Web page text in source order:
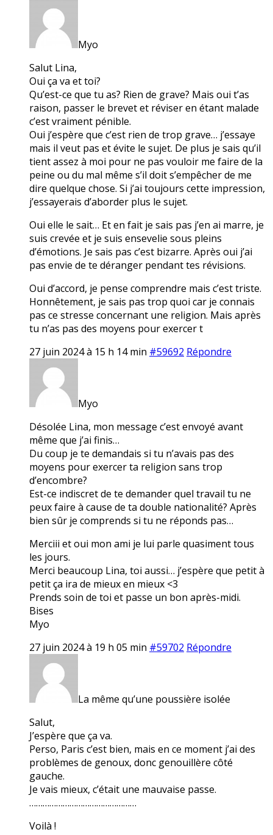
Myo
Salut Lina,
Oui ça va et toi?
Qu’est-ce que tu as? Rien de grave? Mais oui t’as
raison, passer le brevet et réviser en étant malade
c’est vraiment pénible.
Oui j’espère que c’est rien de trop grave… j’essaye
mais il veut pas et évite le sujet. De plus je sais qu’il
tient assez à moi pour ne pas vouloir me faire de la
peine ou du mal même s’il doit s’empêcher de me
dire quelque chose. Si j’ai toujours cette impression,
j’essayerais d’aborder plus le sujet.
Oui elle le sait… Et en fait je sais pas j’en ai marre, je
suis crevée et je suis ensevelie sous pleins
d’émotions. Je sais pas c’est bizarre. Après oui j’ai
pas envie de te déranger pendant tes révisions.
Oui d’accord, je pense comprendre mais c’est triste.
Honnêtement, je sais pas trop quoi car je connais
pas ce stresse concernant une religion. Mais après
tu n’as pas des moyens pour exercer t
27 juin 2024 à 15 h 14 min #59692 Répondre
Myo
Désolée Lina, mon message c’est envoyé avant
même que j’ai finis…
Du coup je te demandais si tu n’avais pas des
moyens pour exercer ta religion sans trop
d’encombre?
Est-ce indiscret de te demander quel travail tu ne
peux faire à cause de ta double nationalité? Après
bien sûr je comprends si tu ne réponds pas…
Merciii et oui mon ami je lui parle quasiment tous
les jours.
Merci beaucoup Lina, toi aussi… j’espère que petit à
petit ça ira de mieux en mieux <3
Prends soin de toi et passe un bon après-midi.
Bises
Myo
27 juin 2024 à 19 h 05 min #59702 Répondre
La même qu’une poussière isolée
Salut,
J’espère que ça va.
Perso, Paris c’est bien, mais en ce moment j’ai des
problèmes de genoux, donc genouillère côté
gauche.
Je vais mieux, c’était une mauvaise passe.
…………………………………………
Voilà !